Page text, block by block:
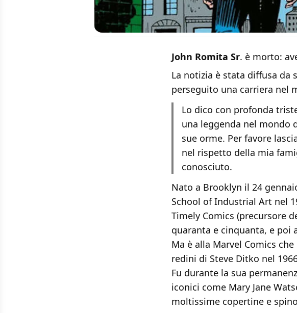
John Romita Sr. è morto:
La notizia è stata diffusa da
perseguito una carriera nel
Lo dico con profonda
una leggenda nel mondo
sue orme. Per favore
nel rispetto della mia
conosciuto.
Nato a Brooklyn il 24
School of Industrial Art nel
Timely Comics (precursore
quaranta e cinquanta, e poi
Ma è alla Marvel Comics
redini di Steve Ditko nel
Fu durante la sua
iconici come Mary Jane
moltissime copertine e